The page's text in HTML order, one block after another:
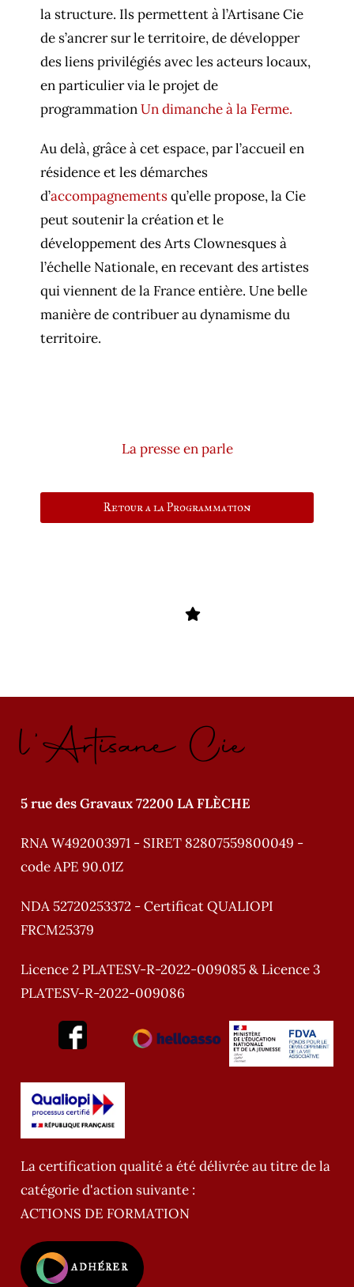
la structure. Ils permettent à l’Artisane Cie
de s’ancrer sur le territoire, de développer
des liens privilégiés avec les acteurs locaux,
en particulier via le projet de
programmationUn dimanche à la Ferme.
Au delà, grâce à cet espace, par l’accueil en
résidence et les démarches
d’accompagnementsqu’elle propose, la Cie
peut soutenir la création et le
développement des Arts Clownesques à
l’échelle Nationale, en recevant des artistes
qui viennent de la France entière. Une belle
manière de contribuer au dynamisme du
territoire.
La presse en parle
Retour a la Programmation
l'Artisane Cie
5 rue des Gravaux 72200 LA FLÈCHE
RNA W492003971 - SIRET 82807559800049 -
code APE 90.01Z
NDA 52720253372 - Certificat QUALIOPI
FRCM25379
Licence 2 PLATESV-R-2022-009085 & Licence 3
PLATESV-R-2022-009086
La certification qualité a été délivrée au titre de la
catégorie d'action suivante :
ACTIONS DE FORMATION
ADHÉRER